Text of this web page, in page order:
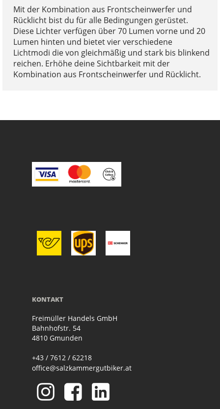
Mit der Kombination aus Frontscheinwerfer und
Rücklicht bist du für alle Bedingungen gerüstet.
Diese Lichter verfügen über 70 Lumen vorne und 20
Lumen hinten und bietet vier verschiedene
Lichtmodi die von gleichmäßig und stark bis blinkend
reichen. Erhöhe deine Sichtbarkeit mit der
Kombination aus Frontscheinwerfer und Rücklicht.
KONTAKT
Freimüller Handels GmbH
Bahnhofstr. 54
4810 Gmunden
+43 / 7612 / 62218
office@salzkammergutbiker.at